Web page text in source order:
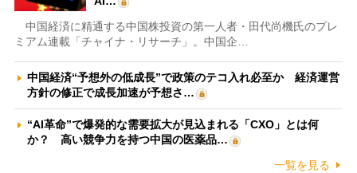
中国経済に精通する中国株投資の第一人者・田代尚機氏のプレ
ミアム連載「チャイナ・リサーチ」。中国企…
中国経済“予想外の低成長”で政策のテコ入れ必至か 経済運営
方針の修正で成長加速が予想さ…
“AI革命”で爆発的な需要拡大が見込まれる「CXO」とは何
か？ 高い競争力を持つ中国の医薬品…
一覧を見る